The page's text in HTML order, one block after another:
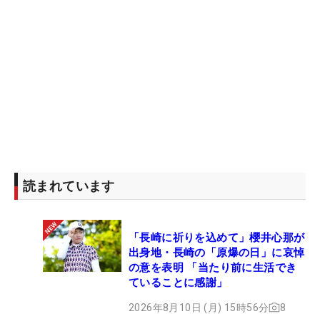
読まれています
「長崎に祈りを込めて」櫻井心那が
出身地・長崎の「原爆の日」に哀悼
の意を表明 「当たり前に生活でき
ていることに感謝」
2026年8月10日 (月) 15時56分 8